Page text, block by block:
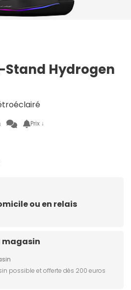
Stand Hydrogen
Prix ↓
ou en relais
magasin
possible et offerte dès 200 euros